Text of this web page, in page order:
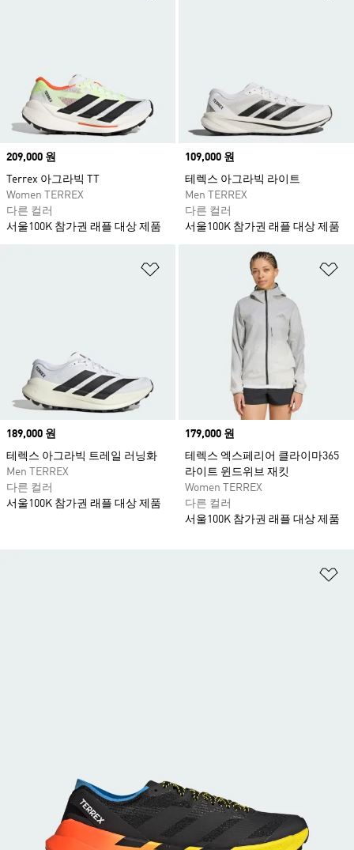
Price
209,000 원
Terrex 아그라빅 TT
Women TERREX
다른 컬러
서울100K 참가권 래플 대상 제품
Price
109,000 원
테렉스 아그라빅 라이트
Men TERREX
다른 컬러
서울100K 참가권 래플 대상 제품
위시리스트 담기
Price
189,000 원
테렉스 아그라빅 트레일 러닝화
Men TERREX
다른 컬러
서울100K 참가권 래플 대상 제품
Price
179,000 원
테렉스 엑스페리어 클라이마365
라이트 윈드위브 재킷
Women TERREX
다른 컬러
서울100K 참가권 래플 대상 제품